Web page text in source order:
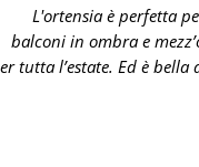
L'ortensia è perfetta
balconi in ombra e
tutta l’estate. Ed è